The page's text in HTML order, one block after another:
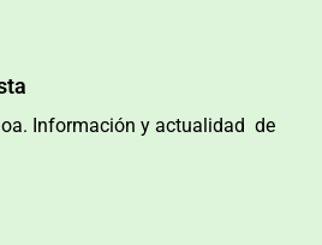
Información y actualidad de